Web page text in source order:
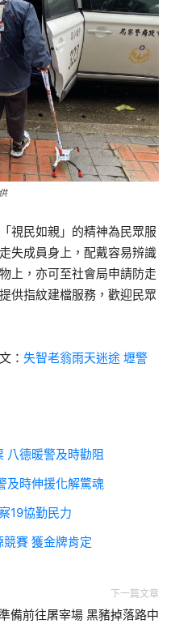
視民如親」的精神為民眾服
失成員身上，配戴容易辨識
上，亦可至社會局申請防走
供指紋建檔服務，歡迎民眾
： 失智老翁雨天迷途 壢警
八德暖警及時勸阻
及時伸援化解驚魂
19協勤民力
賽 獲金牌肯定
下一篇文章
備前往屠宰場 黑豬掉落路中